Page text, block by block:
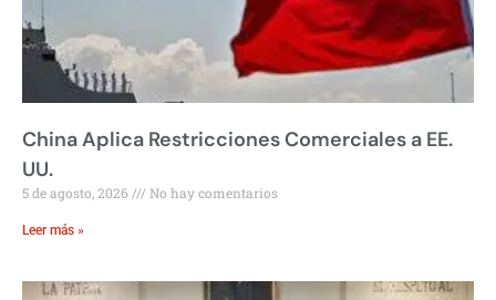
China Aplica Restricciones Comerciales a EE.
UU.
5 de agosto, 2026 No hay comentarios
Leer más »